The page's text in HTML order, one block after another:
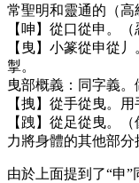
常聖明和靈通的（高
【呻】從口從申。
【曳】小篆從申從
掣。
曳部概義：同字義。
【拽】從手從曳。
【跩】從足從曳。
力將身體的其他部分
由於上面提到了“申”